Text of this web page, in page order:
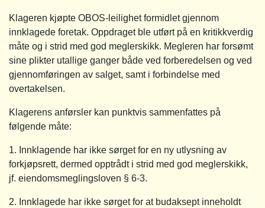
Klageren kjøpte OBOS-leilighet formidlet gjennom
innklagede foretak. Oppdraget ble utført på en kritikkverdig
måte og i strid med god meglerskikk. Megleren har forsømt
sine plikter utallige ganger både ved forberedelsen og ved
gjennomføringen av salget, samt i forbindelse med
overtakelsen.
Klagerens anførsler kan punktvis sammenfattes på
følgende måte:
1. Innklagende har ikke sørget for en ny utlysning av
forkjøpsrett, dermed opptrådt i strid med god meglerskikk,
jf. eiendomsmeglingsloven § 6-3.
2. Innklagede har ikke sørget for at budaksept inneholdt